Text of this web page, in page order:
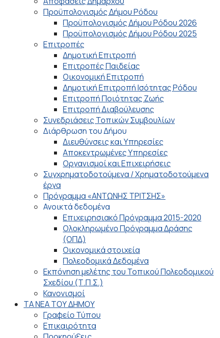
Προϋπολογισμός Δήμου Ρόδου
Προϋπολογισμός Δήμου Ρόδου 2026
Προϋπολογισμός Δήμου Ρόδου 2025
Επιτροπές
Δημοτική Επιτροπή
Επιτροπές Παιδείας
Οικονομική Επιτροπή
Δημοτική Επιτροπή Ισότητας Ρόδου
Επιτροπή Ποιότητας Ζωής
Επιτροπή Διαβούλευσης
Συνεδριάσεις Τοπικών Συμβουλίων
Διάρθρωση του Δήμου
Διευθύνσεις και Υπηρεσίες
Αποκεντρωμένες Υπηρεσίες
Οργανισμοί και Επιχειρήσεις
Συγχρηματοδοτούμενα / Χρηματοδοτούμενα
έργα
Πρόγραμμα «ΑΝΤΩΝΗΣ ΤΡΙΤΣΗΣ»
Ανοικτά δεδομένα
Επιχειρησιακό Πρόγραμμα 2015-2020
Ολοκληρωμένο Πρόγραμμα Δράσης
(ΟΠΔ)
Οικονομικά στοιχεία
Πολεοδομικά Δεδομένα
Εκπόνηση μελέτης του Τοπικού Πολεοδομικού
Σχεδίου (Τ.Π.Σ.)
Κανονισμοί
ΤΑ ΝΕΑ ΤΟΥ ΔΗΜΟΥ
Γραφείο Τύπου
Επικαιρότητα